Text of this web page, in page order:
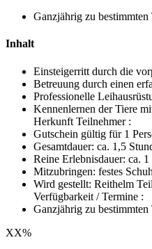
Ganzjährig zu
Inhalt
Einsteigerritt durch die
Betreuung durch einen
Professionelle
Kennenlernen der Tiere
Herkunft Teilnehmer :
Gutschein gültig für 1
Gesamtdauer: ca. 1,5
Reine Erlebnisdauer: ca.
Mitzubringen: festes
Wird gestellt: Reithelm
Verfügbarkeit / Termine :
Ganzjährig zu
XX%